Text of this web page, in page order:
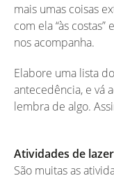
mais umas coisas
com ela “às
nos acompanha.
Elabore uma lista
antecedência, e vá
lembra de algo.
Atividades de lazer
São muitas as